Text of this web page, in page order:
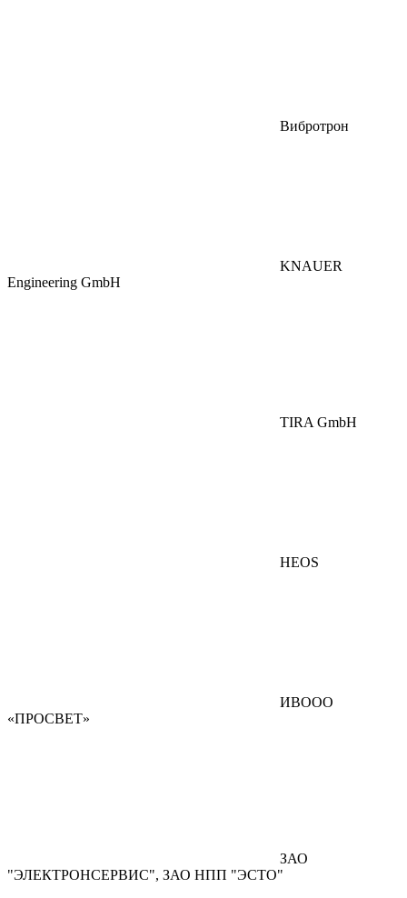
Вибротрон
KNAUER
Engineering GmbH
TIRA GmbH
HEOS
ИВООО
«ПРОСВЕТ»
ЗАО
"ЭЛЕКТРОНСЕРВИС", ЗАО НПП "ЭСТО"